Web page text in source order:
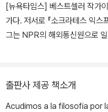
[뉴욕타임스] 베스트셀러 작가
가다. 저서로 『소크라테스 익스
그는 NPR의 해외통신원으로
출판사 제공 책소개
Acudimos a la filosofia por